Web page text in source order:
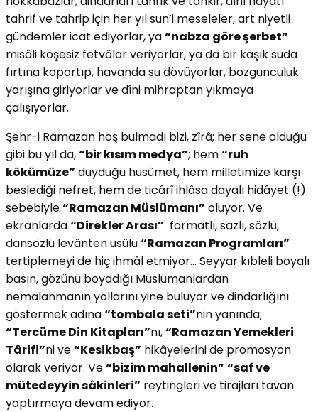
tahrif ve tahrip için her yıl sun’i meseleler, art niyetli
gündemler icat ediyorlar, ya“nabza göre şerbet”
misâli köşesiz fetvâlar veriyorlar, ya da bir kaşık suda
fırtına kopartıp, havanda su dövüyorlar, bozgunculuk
yarışına giriyorlar ve dîni mihraptan yıkmaya
çalışıyorlar.
Şehr-i Ramazan hoş bulmadı bizi, zîrâ; her sene olduğu
gibi bu yıl da,“bir kısım medya”; hem“ruh
kökümüze” duyduğu husûmet, hem milletimize karşı
beslediği nefret, hem de ticârî ihlâsa dayalı hidâyet (!)
sebebiyle“Ramazan Müslümanı” oluyor. Ve
ekranlarda“Direkler Arası” formatlı, sazlı, sözlü,
dansözlü levânten usûlü“Ramazan Programları”
tertiplemeyi de hiç ihmâl etmiyor… Seyyar kıbleli boyalı
basın, gözünü boyadığı Müslümanlardan
nemalanmanın yollarını yine buluyor ve dindarlığını
göstermek adına“tombala seti”nin yanında;
“Tercüme Din Kitapları”nı,“Ramazan Yemekleri
Târifi”ni ve“Kesikbaş” hikâyelerini de promosyon
olarak veriyor. Ve“bizim mahallenin” “saf ve
mütedeyyin sâkinleri” reytingleri ve tirajları tavan
yaptırmaya devam ediyor.